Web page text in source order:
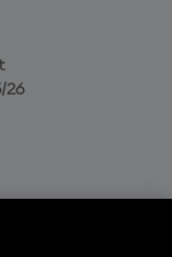
26